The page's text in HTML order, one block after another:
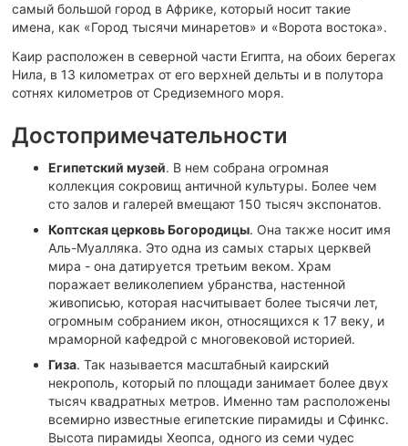
самый большой город в Африке, который носит такие
имена, как «Город тысячи минаретов» и «Ворота востока».
Каир расположен в северной части Египта, на обоих берегах
Нила, в 13 километрах от его верхней дельты и в полутора
сотнях километров от Средиземного моря.
Достопримечательности
Египетский музей. В нем собрана огромная
коллекция сокровищ античной культуры. Более чем
сто залов и галерей вмещают 150 тысяч экспонатов.
Коптская церковь Богородицы. Она также носит имя
Аль-Муалляка. Это одна из самых старых церквей
мира - она датируется третьим веком. Храм
поражает великолепием убранства, настенной
живописью, которая насчитывает более тысячи лет,
огромным собранием икон, относящихся к 17 веку, и
мраморной кафедрой с многовековой историей.
Гиза. Так называется масштабный каирский
некрополь, который по площади занимает более двух
тысяч квадратных метров. Именно там расположены
всемирно известные египетские пирамиды и Сфинкс.
Высота пирамиды Хеопса, одного из семи чудес